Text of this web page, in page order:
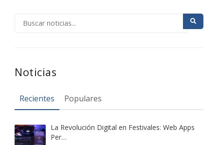
Noticias
Recientes Populares
La Revolución Digital en Festivales: Web Apps
Per…